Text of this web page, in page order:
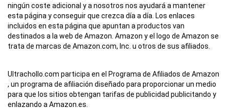
ningún coste adicional y a nosotros nos ayudará a mantener
esta página y conseguir que crezca día a día. Los enlaces
incluidos en esta página que apuntan a productos van
destinados a la web de Amazon. Amazon y el logo de Amazon se
trata de marcas de Amazon.com, Inc. u otros de sus afiliados.
Ultrachollo.com participa en el Programa de Afiliados de Amazon
, un programa de afiliación diseñado para proporcionar un medio
para que los sitios obtengan tarifas de publicidad publicitando y
enlazando a Amazon.es.